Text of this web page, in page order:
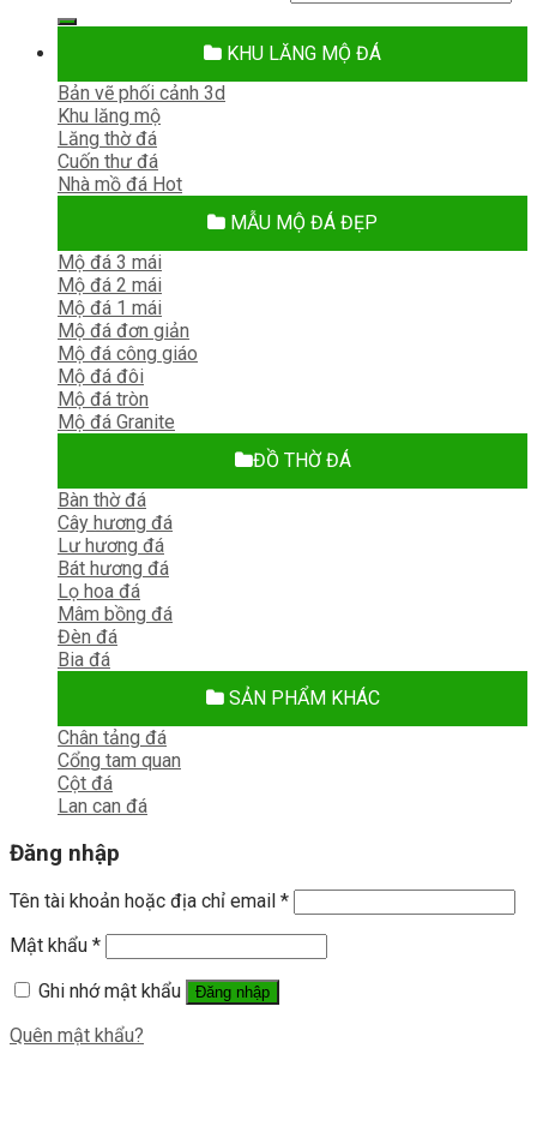
KHU LĂNG MỘ ĐÁ
Bản vẽ phối cảnh 3d
Khu lăng mộ
Lăng thờ đá
Cuốn thư đá
Nhà mồ đá
MẪU MỘ ĐÁ ĐẸP
Mộ đá 3 mái
Mộ đá 2 mái
Mộ đá 1 mái
Mộ đá đơn giản
Mộ đá công giáo
Mộ đá đôi
Mộ đá tròn
Mộ đá Granite
ĐỒ THỜ ĐÁ
Bàn thờ đá
Cây hương đá
Lư hương đá
Bát hương đá
Lọ hoa đá
Mâm bồng đá
Đèn đá
Bia đá
SẢN PHẨM KHÁC
Chân tảng đá
Cổng tam quan
Cột đá
Lan can đá
Đăng nhập
Tên tài khoản hoặc địa chỉ email *
Mật khẩu *
Ghi nhớ mật khẩu
Đăng nhập
Quên mật khẩu?